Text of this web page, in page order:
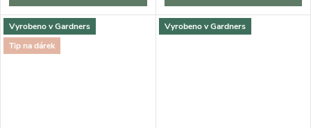
Vyrobeno v Gardners
Tip na dárek
Vyrobeno v Gardners